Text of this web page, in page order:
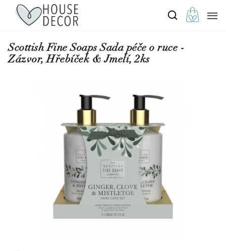
Scottish Fine Soaps Sada péče o ruce -
Zázvor, Hřebíček & Jmelí, 2ks